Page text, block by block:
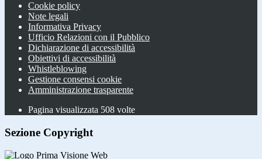
Cookie policy
Note legali
Informativa Privacy
Ufficio Relazioni con il Pubblico
Dichiarazione di accessibilità
Obiettivi di accessibilità
Whistleblowing
Gestione consensi cookie
Amministrazione trasparente
Pagina visualizzata 508 volte
Sezione Copyright